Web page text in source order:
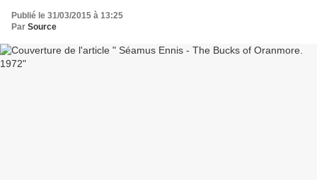
Publié le 31/03/2015 à 13:25
Par Source